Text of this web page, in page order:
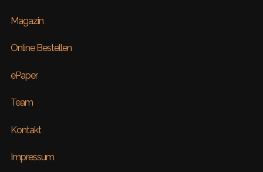
Magazin
Online Bestellen
ePaper
Team
Kontakt
Impressum